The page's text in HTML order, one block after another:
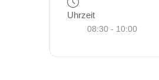
Uhrzeit
08:30 - 10:00